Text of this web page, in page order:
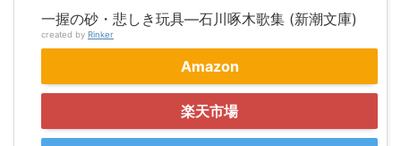
一握の砂・悲しき玩具―石川啄木歌集 (新潮文庫)
created by Rinker
Amazon
楽天市場